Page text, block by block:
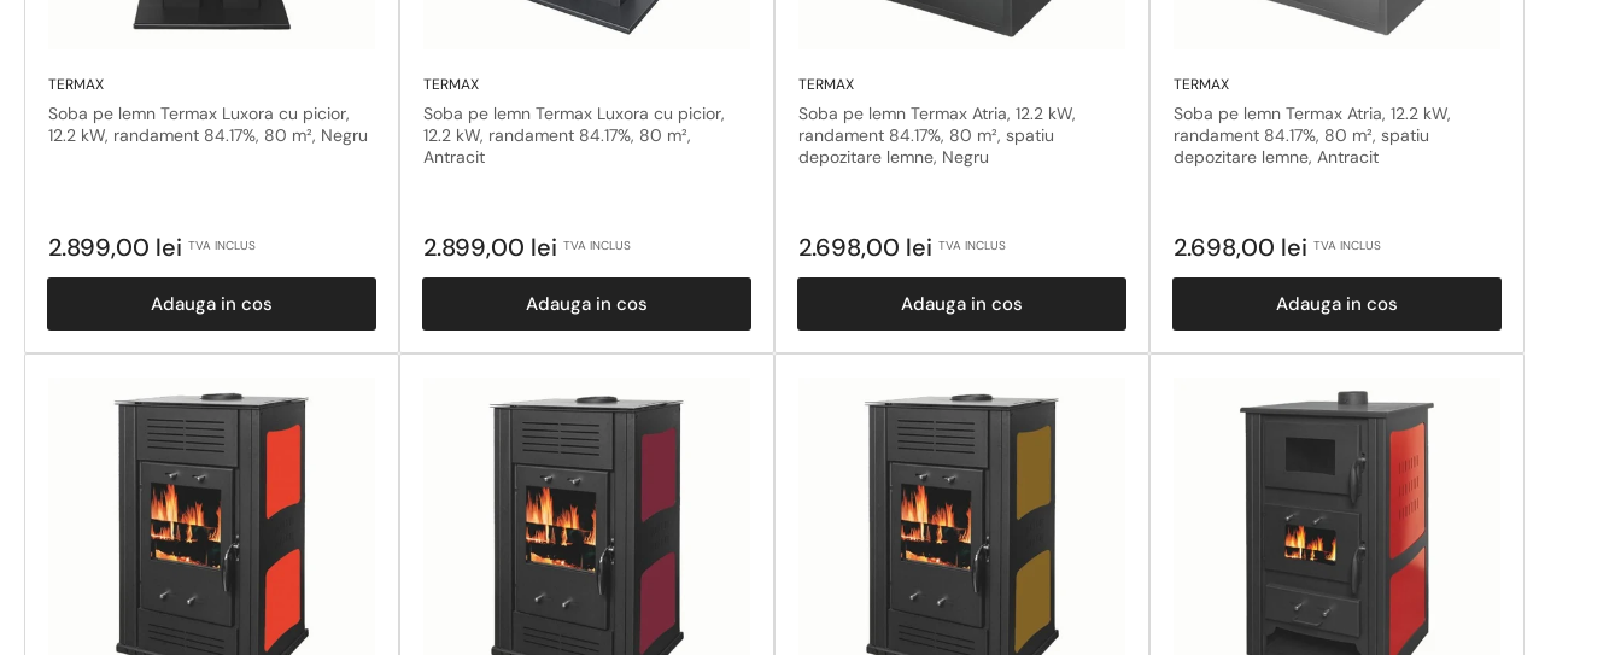
TERMAX
Soba pe lemn Termax Luxora cu picior,
12.2 kW, randament 84.17%, 80 m², Negru
Pret
2.899,00 lei TVA INCLUS
Adauga in cos
TERMAX
Soba pe lemn Termax Luxora cu picior,
12.2 kW, randament 84.17%, 80 m²,
Antracit
Pret
2.899,00 lei TVA INCLUS
Adauga in cos
TERMAX
Soba pe lemn Termax Atria, 12.2 kW,
randament 84.17%, 80 m², spatiu
depozitare lemne, Negru
Pret
2.698,00 lei TVA INCLUS
Adauga in cos
TERMAX
Soba pe lemn Termax Atria, 12.2 kW,
randament 84.17%, 80 m², spatiu
depozitare lemne, Antracit
Pret
2.698,00 lei TVA INCLUS
Adauga in cos